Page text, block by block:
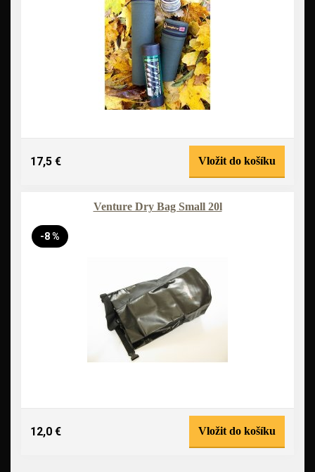
17,5 € Vložit do košíku
Venture Dry Bag Small 20l
-8 %
12,0 € Vložit do košíku